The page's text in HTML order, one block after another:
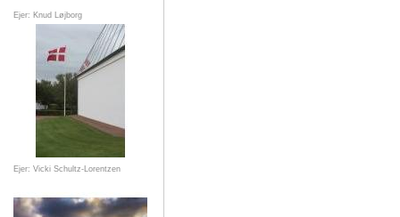
Ejer: Knud Løjborg
Ejer: Vicki Schultz-Lorentzen